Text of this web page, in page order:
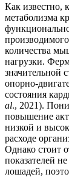
Как известно,
метаболизма
количества
нагрузки.
значительной
опорно-
состояния
al., 2021).
повышение
низкой и
расходе
Однако стоит
показателей
лошадей,